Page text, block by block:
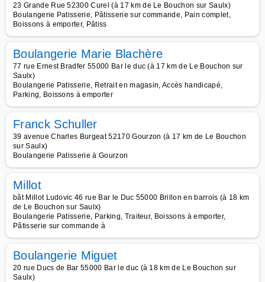
23 Grande Rue 52300 Curel (à 17 km de Le Bouchon sur Saulx)
Boulangerie Patisserie, Pâtisserie sur commande, Pain complet,
Boissons à emporter, Pâtiss
Boulangerie Marie Blachère
77 rue Ernest Bradfer 55000 Bar le duc (à 17 km de Le Bouchon sur
Saulx)
Boulangerie Patisserie, Retrait en magasin, Accès handicapé,
Parking, Boissons à emporter
Franck Schuller
39 avenue Charles Burgeat 52170 Gourzon (à 17 km de Le Bouchon
sur Saulx)
Boulangerie Patisserie à Gourzon
Millot
bât Millot Ludovic 46 rue Bar le Duc 55000 Brillon en barrois (à 18 km
de Le Bouchon sur Saulx)
Boulangerie Patisserie, Parking, Traiteur, Boissons à emporter,
Pâtisserie sur commande à
Boulangerie Miguet
20 rue Ducs de Bar 55000 Bar le duc (à 18 km de Le Bouchon sur
Saulx)